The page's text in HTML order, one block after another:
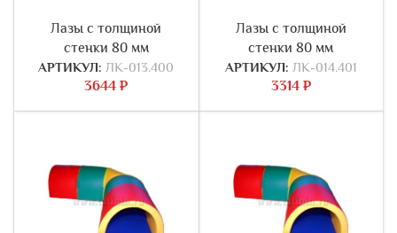
Лазы с толщиной
стенки 80 мм
АРТИКУЛ: ЛК-013.400
3644₽
Лазы с толщиной
стенки 80 мм
АРТИКУЛ: ЛК-014.401
3314 ₽